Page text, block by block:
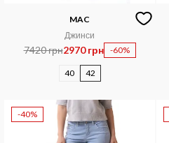
MAC
Джинси
7420 грн2970 грн -60%
40 42
-40%